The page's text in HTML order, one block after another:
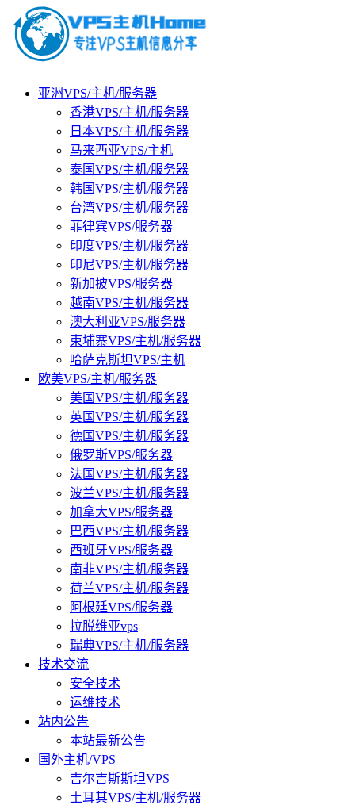
亚洲VPS/主机/服务器
香港VPS/主机/服务器
日本VPS/主机/服务器
马来西亚VPS/主机
泰国VPS/主机/服务器
韩国VPS/主机/服务器
台湾VPS/主机/服务器
菲律宾VPS/服务器
印度VPS/主机/服务器
印尼VPS/主机/服务器
新加披VPS/服务器
越南VPS/主机/服务器
澳大利亚VPS/服务器
柬埔寨VPS/主机/服务器
哈萨克斯坦VPS/主机
欧美VPS/主机/服务器
美国VPS/主机/服务器
英国VPS/主机/服务器
德国VPS/主机/服务器
俄罗斯VPS/服务器
法国VPS/主机/服务器
波兰VPS/主机/服务器
加拿大VPS/服务器
巴西VPS/主机/服务器
西班牙VPS/服务器
南非VPS/主机/服务器
荷兰VPS/主机/服务器
阿根廷VPS/服务器
拉脱维亚vps
瑞典VPS/主机/服务器
技术交流
安全技术
运维技术
站内公告
本站最新公告
国外主机/VPS
吉尔吉斯斯坦VPS
土耳其VPS/主机/服务器